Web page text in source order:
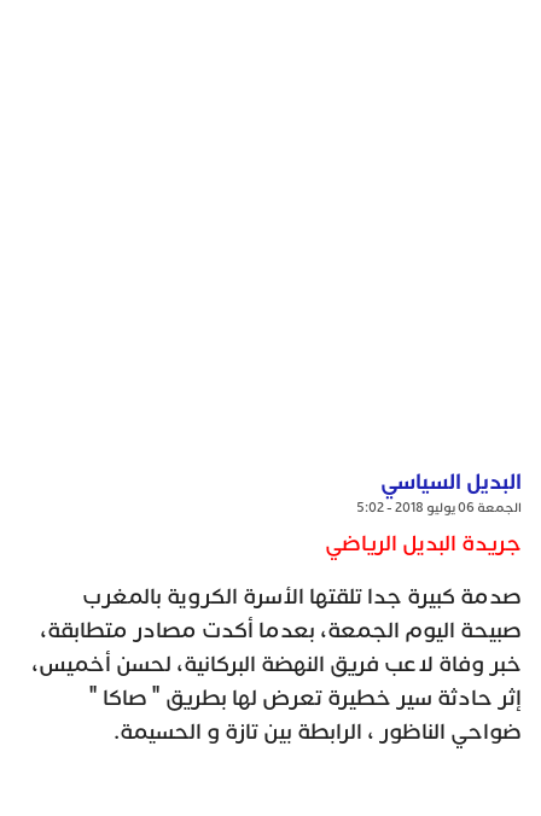
البديل السياسي
الجمعة 06 يوليو 2018 - 5:02
جريدة البديل الرياضي
صدمة كبيرة جدا تلقتها الأسرة الكروية بالمغرب
صبيحة اليوم الجمعة، بعدما أكدت مصادر متطابقة،
خبر وفاة لاعب فريق النهضة البركانية، لحسن أخميس،
إثر حادثة سير خطيرة تعرض لها بطريق " صاكا "
ضواحي الناظور ، الرابطة بين تازة و الحسيمة.